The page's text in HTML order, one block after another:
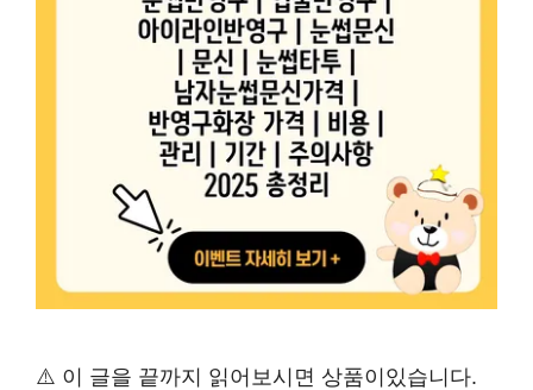
⚠️ 이 글을 끝까지 읽어보시면 상품이있습니다.